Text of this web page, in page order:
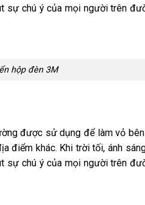
sự chú ý của mọi người trên
hộp đèn 3M
được sử dụng để làm vỏ
điểm khác. Khi trời tối, ánh
sự chú ý của mọi người trên